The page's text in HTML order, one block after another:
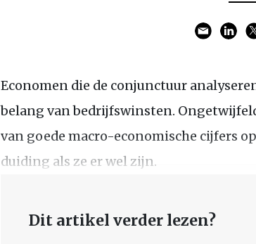
Economen die de conjunctuur
belang van bedrijfswinsten.
van goede macro-economische cijfers
duiding als ze er wel zijn.
Dit artikel verder lezen?